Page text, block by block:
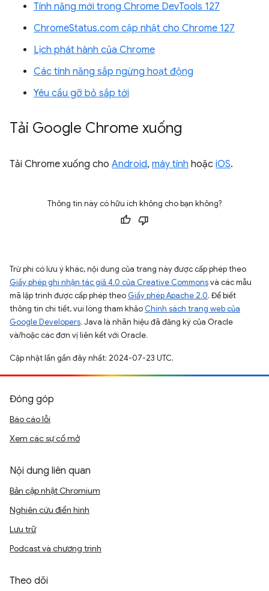
Tính năng mới trong Chrome DevTools 127
ChromeStatus.com cập nhật cho Chrome 127
Lịch phát hành của Chrome
Các tính năng sắp ngừng hoạt động
Yêu cầu gỡ bỏ sắp tới
Tải Google Chrome xuống
Tải Chrome xuống cho Android, máy tính hoặc iOS.
Thông tin này có hữu ích không cho bạn không?
Trừ phi có lưu ý khác, nội dung của trang này được cấp phép theo
Giấy phép ghi nhận tác giả 4.0 của Creative Commonsvà các mẫu
mã lập trình được cấp phép theo Giấy phép Apache 2.0. Để biết
thông tin chi tiết, vui lòng tham khảo Chính sách trang web của
Google Developers. Java là nhãn hiệu đã đăng ký của Oracle
và/hoặc các đơn vị liên kết với Oracle.
Cập nhật lần gần đây nhất: 2024-07-23 UTC.
Đóng góp
Báo cáo lỗi
Xem các sự cố mở
Nội dung liên quan
Bản cập nhật Chromium
Nghiên cứu điển hình
Lưu trữ
Podcast và chương trình
Theo dõi